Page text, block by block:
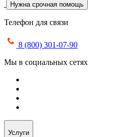
Нужна срочная помощь
Телефон для связи
8 (800) 301-07-90
Мы в социальных сетях
Услуги